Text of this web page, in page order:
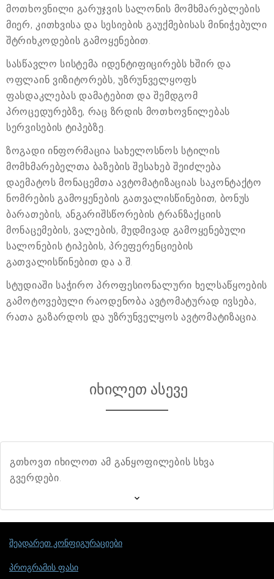
მოთხოვნილი გარუჯვის სალონის მომხმარებლების
მიერ, კითხვისა და სესიების გაუქმებისას მინიჭებული
შტრიხკოდების გამოყენებით.
სასწავლო სისტემა იდენტიფიცირებს ხშირ და
ოფლაინ ვიზიტორებს, უზრუნველყოფს
ფასდაკლებას დამატებით და შემდგომ
პროცედურებზე, რაც ზრდის მოთხოვნილებას
სერვისების ტიპებზე.
ზოგადი ინფორმაცია სახელოსნოს სტილის
მომხმარებელთა ბაზების შესახებ შეიძლება
დაემატოს მონაცემთა ავტომატიზაციას საკონტაქტო
ნომრების გამოყენების გათვალისწინებით, ბონუს
ბარათების, ანგარიშსწორების ტრანზაქციის
მონაცემების, ვალების, მუდმივად გამოყენებული
სალონების ტიპების, პრეფერენციების
გათვალისწინებით და ა.შ.
სტუდიაში საჭირო პროფესიონალური ხელსაწყოების
გამოტოვებული რაოდენობა ავტომატურად ივსება,
რათა გაზარდოს და უზრუნველყოს ავტომატიზაცია.
იხილეთ ასევე
გთხოვთ იხილოთ ამ განყოფილების სხვა
გვერდები.
შეადარეთ კონფიგურაციები
პროგრამის ფასი